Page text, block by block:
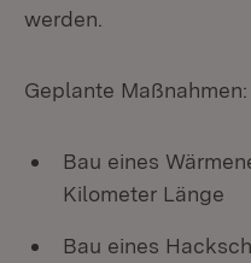
werden.
Geplante Maßnahmen:
Bau eines
Kilometer Länge
Bau eines